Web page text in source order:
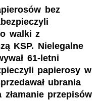
bez
walki z
KSP. Nielegalne
61-letni
papierosy w
ubrania
przepisów